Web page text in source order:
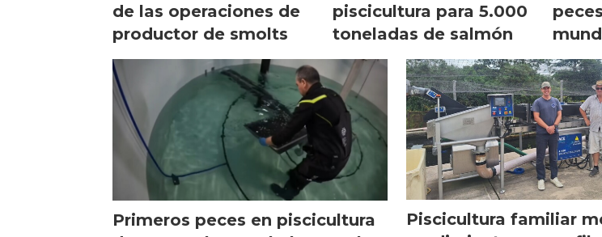
de las operaciones de
productor de smolts
piscicultura para 5.000
toneladas de salmón
Primeros peces en piscicultura
Piscicultura familiar